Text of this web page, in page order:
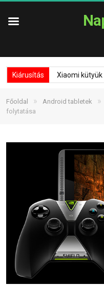
Kiárusítás Xiaomi kütyük
Főoldal » Android tabletek »
folytatása